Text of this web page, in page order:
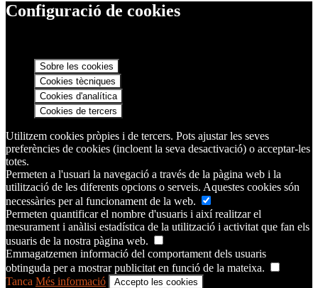
Configuració de cookies
Sobre les cookies
Cookies tècniques
Cookies d'analítica
Cookies de tercers
Utilitzem cookies pròpies i de tercers. Pots ajustar les seves
preferències de cookies (incloent la seva desactivació) o acceptar-les
totes.
Permeten a l'usuari la navegació a través de la pàgina web i la
utilització de les diferents opcions o serveis. Aquestes cookies són
necessàries per al funcionament de la web.
Permeten quantificar el nombre d'usuaris i així realitzar el
mesurament i anàlisi estadística de la utilització i activitat que fan els
usuaris de la nostra pàgina web.
Emmagatzemen informació del comportament dels usuaris
obtinguda per a mostrar publicitat en funció de la mateixa.
Tanca Més informació Accepto les cookies